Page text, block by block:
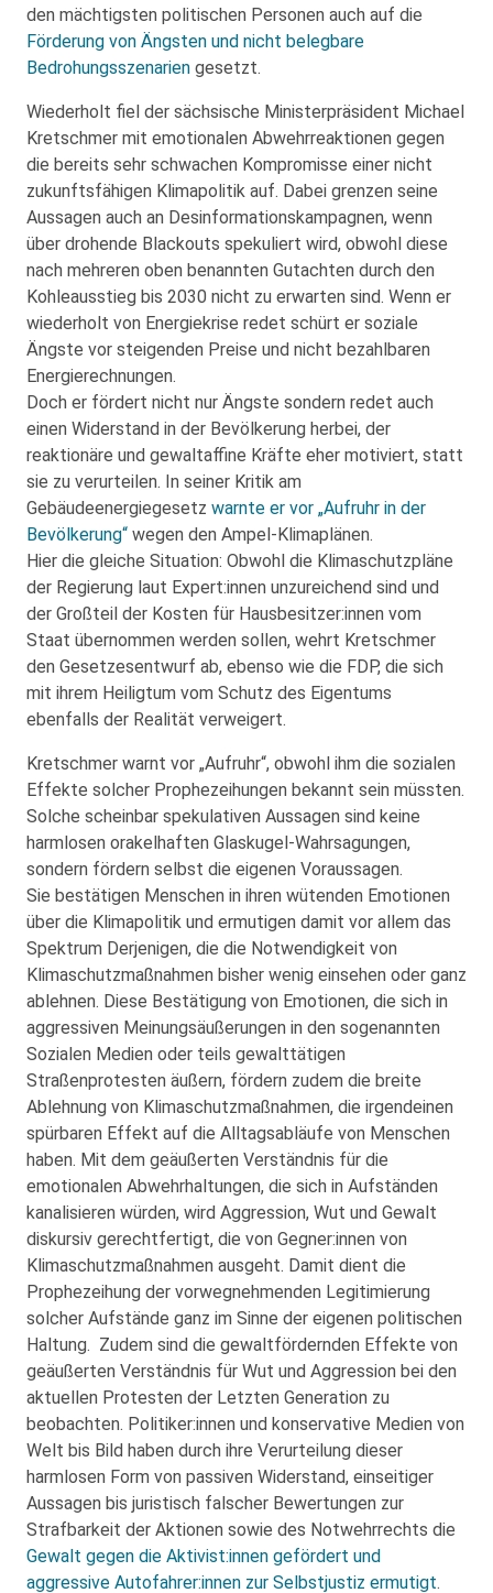
den mächtigsten politischen Personen auch auf die
Förderung von Ängsten und nicht belegbare
Bedrohungsszenarien gesetzt.
Wiederholt fiel der sächsische Ministerpräsident Michael
Kretschmer mit emotionalen Abwehrreaktionen gegen
die bereits sehr schwachen Kompromisse einer nicht
zukunftsfähigen Klimapolitik auf. Dabei grenzen seine
Aussagen auch an Desinformationskampagnen, wenn
über drohende Blackouts spekuliert wird, obwohl diese
nach mehreren oben benannten Gutachten durch den
Kohleausstieg bis 2030 nicht zu erwarten sind. Wenn er
wiederholt von Energiekrise redet schürt er soziale
Ängste vor steigenden Preise und nicht bezahlbaren
Energierechnungen.
Doch er fördert nicht nur Ängste sondern redet auch
einen Widerstand in der Bevölkerung herbei, der
reaktionäre und gewaltaffine Kräfte eher motiviert, statt
sie zu verurteilen. In seiner Kritik am
Gebäudeenergiegesetz warnte er vor „Aufruhr in der
Bevölkerung“ wegen den Ampel-Klimaplänen.
Hier die gleiche Situation: Obwohl die Klimaschutzpläne
der Regierung laut Expert:innen unzureichend sind und
der Großteil der Kosten für Hausbesitzer:innen vom
Staat übernommen werden sollen, wehrt Kretschmer
den Gesetzesentwurf ab, ebenso wie die FDP, die sich
mit ihrem Heiligtum vom Schutz des Eigentums
ebenfalls der Realität verweigert.
Kretschmer warnt vor „Aufruhr“, obwohl ihm die sozialen
Effekte solcher Prophezeihungen bekannt sein müssten.
Solche scheinbar spekulativen Aussagen sind keine
harmlosen orakelhaften Glaskugel-Wahrsagungen,
sondern fördern selbst die eigenen Voraussagen.
Sie bestätigen Menschen in ihren wütenden Emotionen
über die Klimapolitik und ermutigen damit vor allem das
Spektrum Derjenigen, die die Notwendigkeit von
Klimaschutzmaßnahmen bisher wenig einsehen oder ganz
ablehnen. Diese Bestätigung von Emotionen, die sich in
aggressiven Meinungsäußerungen in den sogenannten
Sozialen Medien oder teils gewalttätigen
Straßenprotesten äußern, fördern zudem die breite
Ablehnung von Klimaschutzmaßnahmen, die irgendeinen
spürbaren Effekt auf die Alltagsabläufe von Menschen
haben. Mit dem geäußerten Verständnis für die
emotionalen Abwehrhaltungen, die sich in Aufständen
kanalisieren würden, wird Aggression, Wut und Gewalt
diskursiv gerechtfertigt, die von Gegner:innen von
Klimaschutzmaßnahmen ausgeht. Damit dient die
Prophezeihung der vorwegnehmenden Legitimierung
solcher Aufstände ganz im Sinne der eigenen politischen
Haltung. Zudem sind die gewaltfördernden Effekte von
geäußerten Verständnis für Wut und Aggression bei den
aktuellen Protesten der Letzten Generation zu
beobachten. Politiker:innen und konservative Medien von
Welt bis Bild haben durch ihre Verurteilung dieser
harmlosen Form von passiven Widerstand, einseitiger
Aussagen bis juristisch falscher Bewertungen zur
Strafbarkeit der Aktionen sowie des Notwehrrechts die
Gewalt gegen die Aktivist:innen gefördert und
aggressive Autofahrer:innen zur Selbstjustiz ermutigt.